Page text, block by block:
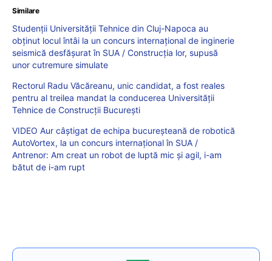
Similare
Studenții Universității Tehnice din Cluj-Napoca au
obținut locul întâi la un concurs internațional de inginerie
seismică desfășurat în SUA / Construcția lor, supusă
unor cutremure simulate
Rectorul Radu Văcăreanu, unic candidat, a fost reales
pentru al treilea mandat la conducerea Universității
Tehnice de Construcții București
VIDEO Aur câștigat de echipa bucureșteană de robotică
AutoVortex, la un concurs internațional în SUA /
Antrenor: Am creat un robot de luptă mic şi agil, i-am
bătut de i-am rupt